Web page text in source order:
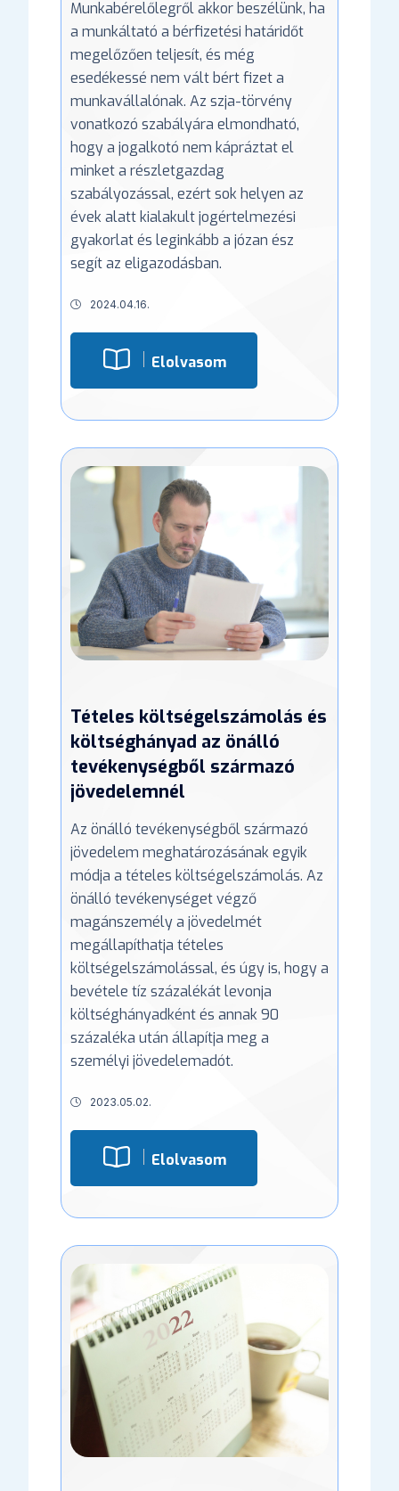
Munkabérelőlegről akkor beszélünk, ha
a munkáltató a bérfizetési határidőt
megelőzően teljesít, és még
esedékessé nem vált bért fizet a
munkavállalónak. Az szja-törvény
vonatkozó szabályára elmondható,
hogy a jogalkotó nem kápráztat el
minket a részletgazdag
szabályozással, ezért sok helyen az
évek alatt kialakult jogértelmezési
gyakorlat és leginkább a józan ész
segít az eligazodásban.
2024.04.16.
Elolvasom
Tételes költségelszámolás és
költséghányad az önálló
tevékenységből származó
jövedelemnél
Az önálló tevékenységből származó
jövedelem meghatározásának egyik
módja a tételes költségelszámolás. Az
önálló tevékenységet végző
magánszemély a jövedelmét
megállapíthatja tételes
költségelszámolással, és úgy is, hogy a
bevétele tíz százalékát levonja
költséghányadként és annak 90
százaléka után állapítja meg a
személyi jövedelemadót.
2023.05.02.
Elolvasom